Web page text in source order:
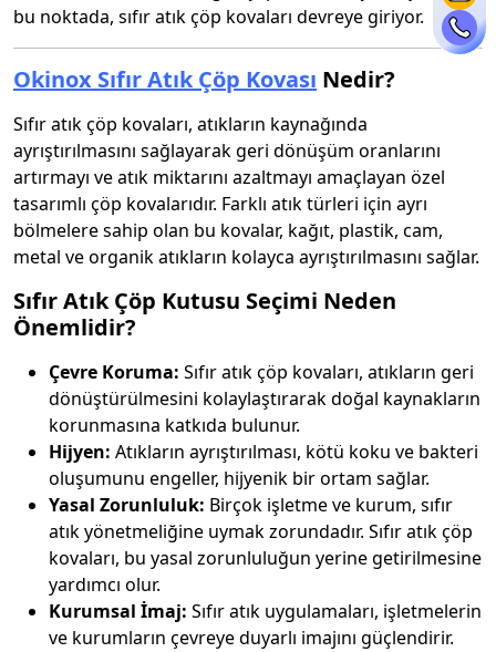
bu noktada, sıfır atık çöp kovaları devreye giriyor.
Okinox Sıfır Atık Çöp Kovası Nedir?
Sıfır atık çöp kovaları, atıkların kaynağında
ayrıştırılmasını sağlayarak geri dönüşüm oranlarını
artırmayı ve atık miktarını azaltmayı amaçlayan özel
tasarımlı çöp kovalarıdır. Farklı atık türleri için ayrı
bölmelere sahip olan bu kovalar, kağıt, plastik, cam,
metal ve organik atıkların kolayca ayrıştırılmasını sağlar.
Sıfır Atık Çöp Kutusu Seçimi Neden
Önemlidir?
Çevre Koruma: Sıfır atık çöp kovaları, atıkların geri
dönüştürülmesini kolaylaştırarak doğal kaynakların
korunmasına katkıda bulunur.
Hijyen: Atıkların ayrıştırılması, kötü koku ve bakteri
oluşumunu engeller, hijyenik bir ortam sağlar.
Yasal Zorunluluk: Birçok işletme ve kurum, sıfır
atık yönetmeliğine uymak zorundadır. Sıfır atık çöp
kovaları, bu yasal zorunluluğun yerine getirilmesine
yardımcı olur.
Kurumsal İmaj: Sıfır atık uygulamaları, işletmelerin
ve kurumların çevreye duyarlı imajını güçlendirir.